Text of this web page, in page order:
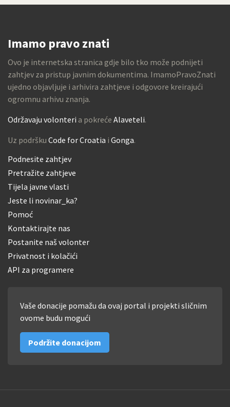
Imamo pravo znati
Ovo je internetska stranica gdje bilo tko može podnijeti
zahtjev za pristup javnim dokumentima. ImamoPravoZnati
ujedno objavljuje i arhivira zahtjeve i odgovore kreirajući
ogromnu arhivu znanja.
Održavaju volonteri a pokreće Alaveteli.
Uz podršku Code for Croatia i Gonga.
Podnesite zahtjev
Pretražite zahtjeve
Tijela javne vlasti
Jeste li novinar_ka?
Pomoć
Kontaktirajte nas
Postanite naš volonter
Privatnost i kolačići
API za programere
Vaše donacije pomažu da ovaj portal i projekti sličnim
ovome budu mogući
Podržite donacijom